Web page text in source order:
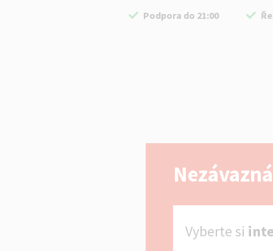
Podpora do 21:00
Vyberte si internet
Vyberte si